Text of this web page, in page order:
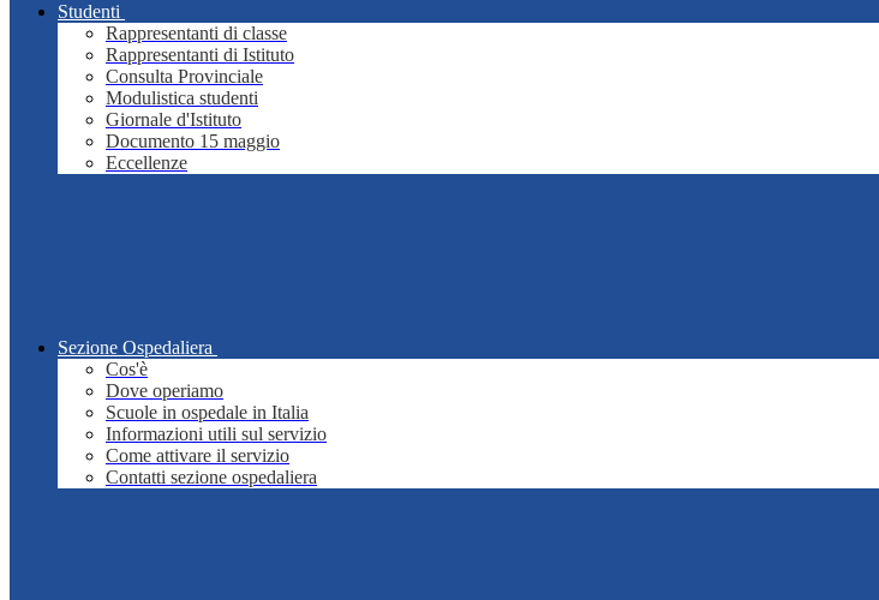
Studenti
Rappresentanti di classe
Rappresentanti di Istituto
Consulta Provinciale
Modulistica studenti
Giornale d'Istituto
Documento 15 maggio
Eccellenze
Sezione Ospedaliera
Cos'è
Dove operiamo
Scuole in ospedale in Italia
Informazioni utili sul servizio
Come attivare il servizio
Contatti sezione ospedaliera